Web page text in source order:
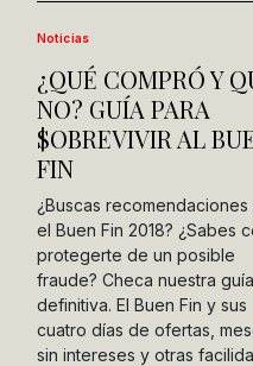
Noticias
¿QUÉ COMPRÓ Y
NO? GUÍA PARA
$OBREVIVIR AL
FIN
¿Buscas recomendaciones
el Buen Fin 2018? ¿Sabes
protegerte de un posible
fraude? Checa nuestra guía
definitiva. El Buen Fin y sus
cuatro días de ofertas,
sin intereses y otras